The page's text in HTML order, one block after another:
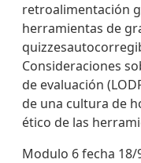
retroalimentación
herramientas de
Consideraciones
de evaluación
de una cultura de
ético de las
Modulo 6 fecha 18/